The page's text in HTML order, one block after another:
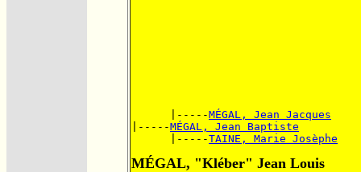
      |-----
MÉGAL, Jean Jacques
|-----MÉGAL, Jean Baptiste
      |-----
TAINE, Marie Josèphe
MÉGAL, "Kléber" Jean Louis